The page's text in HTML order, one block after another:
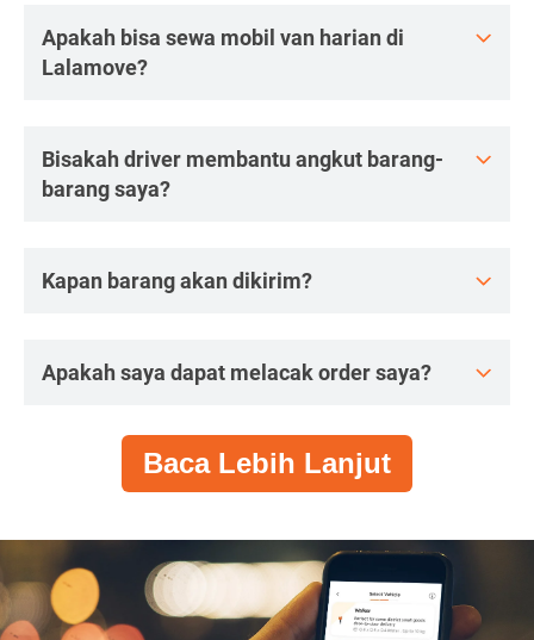
Apakah bisa sewa mobil van harian di
Lalamove?
Bisakah driver membantu angkut barang-
barang saya?
Kapan barang akan dikirim?
Apakah saya dapat melacak order saya?
Baca Lebih Lanjut